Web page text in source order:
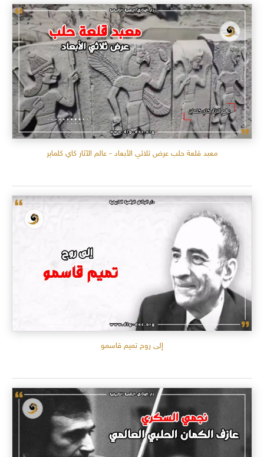
معبد قلعة حلب عرض ثلاثي الأبعاد - عالم الآثار كاي كلماير
إلى روح تميم قاسمو